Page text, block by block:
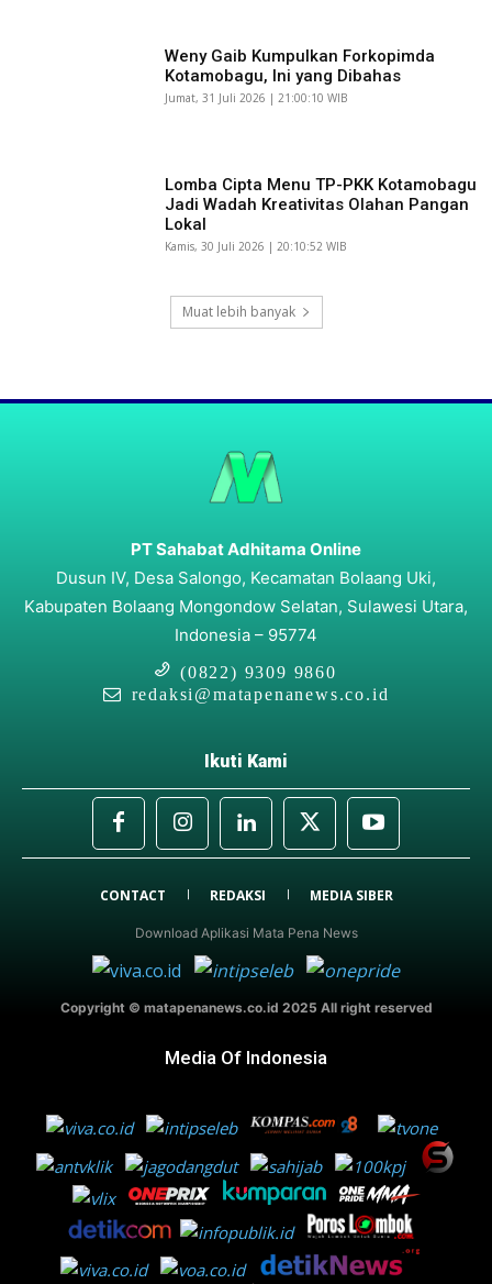
Weny Gaib Kumpulkan Forkopimda
Kotamobagu, Ini yang Dibahas
Jumat, 31 Juli 2026 | 21:00:10 WIB
Lomba Cipta Menu TP-PKK Kotamobagu
Jadi Wadah Kreativitas Olahan Pangan
Lokal
Kamis, 30 Juli 2026 | 20:10:52 WIB
Muat lebih banyak
PT Sahabat Adhitama Online
Dusun IV, Desa Salongo, Kecamatan Bolaang Uki,
Kabupaten Bolaang Mongondow Selatan, Sulawesi Utara,
Indonesia – 95774
(0822) 9309 9860
redaksi@matapenanews.co.id
Ikuti Kami
CONTACT REDAKSI MEDIA SIBER
Download Aplikasi Mata Pena News
Copyright © matapenanews.co.id 2025 All right reserved
Media Of Indonesia